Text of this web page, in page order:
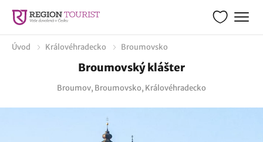
Úvod Královéhradecko Broumovsko
Broumovský klášter
Broumov, Broumovsko, Královéhradecko